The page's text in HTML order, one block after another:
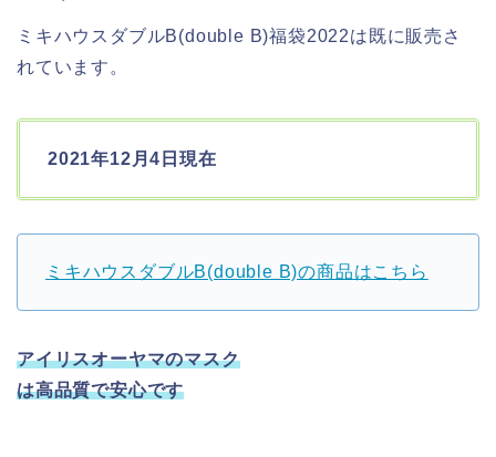
ミキハウスダブルB(double B)福袋2022は既に販売さ
れています。
2021年12月4日現在
ミキハウスダブルB(double B)の商品はこちら
アイリスオーヤマのマスク
は高品質で安心です